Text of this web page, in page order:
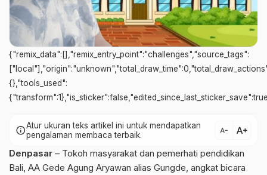
{"remix_data":[],"remix_entry_point":"challenges","source_tags":
{},"tools_used":
infoAtur ukuran teks artikel ini untuk mendapatkan
pengalaman membaca terbaik.
text_decrease text_increase
Denpasar – Tokoh masyarakat dan pemerhati pendidikan
Bali, AA Gede Agung Aryawan alias Gungde, angkat bicara